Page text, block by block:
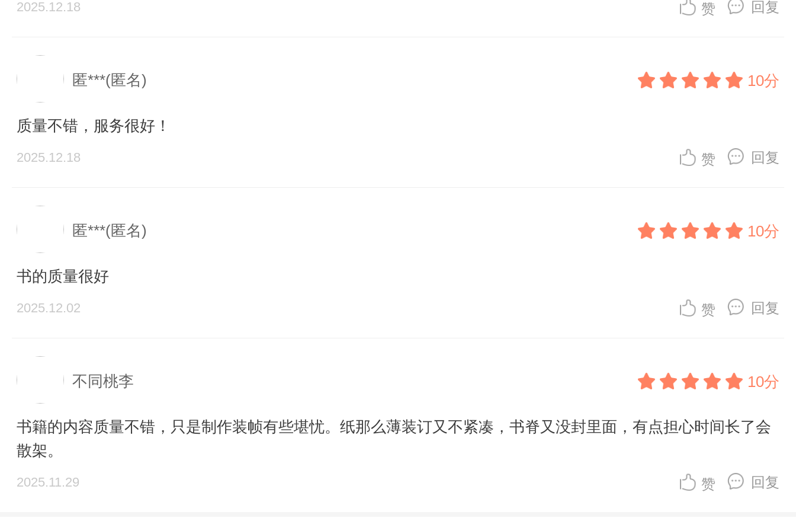
2025.12.18 回复
赞
匿***(匿名) 10分
质量不错，服务很好！
2025.12.18 回复
赞
匿***(匿名) 10分
书的质量很好
2025.12.02 回复
赞
不同桃李 10分
书籍的内容质量不错，只是制作装帧有些堪忧。纸那么薄装订又不紧凑，书脊又没封里面，有点担心时间长了会
散架。
2025.11.29 回复
赞